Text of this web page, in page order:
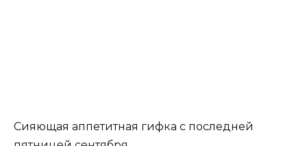
Сияющая аппетитная гифка с последней